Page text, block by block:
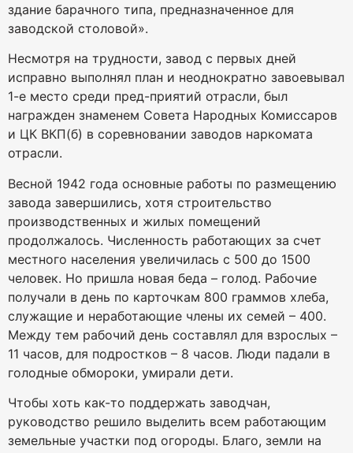
здание барачного типа, предназначенное для
заводской столовой».
Несмотря на трудности, завод с первых дней
исправно выполнял план и неоднократно завоевывал
1-е место среди пред-приятий отрасли, был
награжден знаменем Совета Народных Комиссаров
и ЦК ВКП(б) в соревновании заводов наркомата
отрасли.
Весной 1942 года основные работы по размещению
завода завершились, хотя строительство
производственных и жилых помещений
продолжалось. Численность работающих за счет
местного населения увеличилась с 500 до 1500
человек. Но пришла новая беда – голод. Рабочие
получали в день по карточкам 800 граммов хлеба,
служащие и неработающие члены их семей – 400.
Между тем рабочий день составлял для взрослых –
11 часов, для подростков – 8 часов. Люди падали в
голодные обмороки, умирали дети.
Чтобы хоть как-то поддержать заводчан,
руководство решило выделить всем работающим
земельные участки под огороды. Благо, земли на